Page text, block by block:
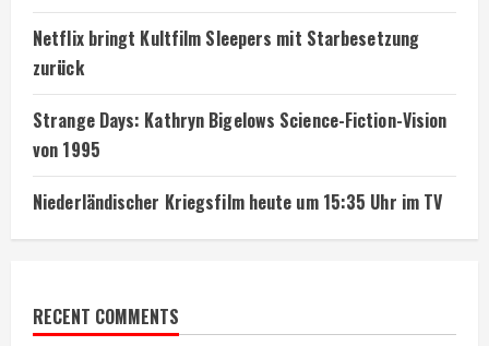
Netflix bringt Kultfilm Sleepers mit Starbesetzung
zurück
Strange Days: Kathryn Bigelows Science-Fiction-Vision
von 1995
Niederländischer Kriegsfilm heute um 15:35 Uhr im TV
RECENT COMMENTS